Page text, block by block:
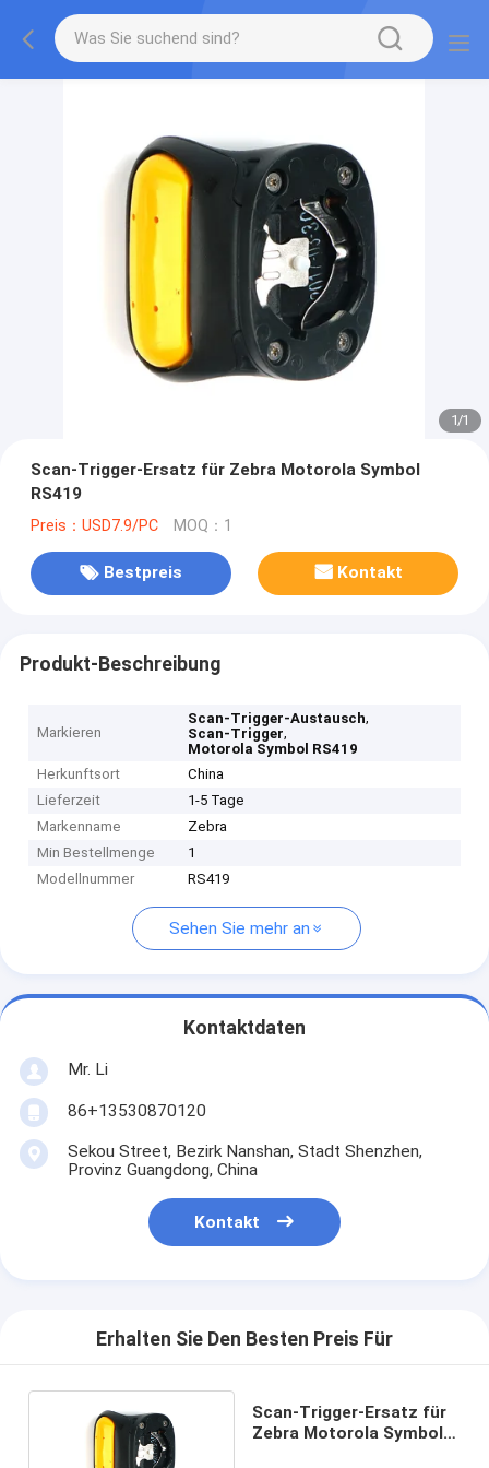
1/1
Scan-Trigger-Ersatz für Zebra Motorola Symbol
RS419
Preis：USD7.9/PC MOQ：1
Bestpreis Kontakt
Produkt-Beschreibung
Markieren
Scan-Trigger-Austausch,
Scan-Trigger,
Motorola Symbol RS419
Herkunftsort
China
Lieferzeit
1-5 Tage
Markenname
Zebra
Min Bestellmenge
1
Modellnummer
RS419
Sehen Sie mehr an
Kontaktdaten
Mr. Li
86+13530870120
Sekou Street, Bezirk Nanshan, Stadt Shenzhen,
Provinz Guangdong, China
Kontakt
Erhalten Sie Den Besten Preis Für
Scan-Trigger-Ersatz für
Zebra Motorola Symbol